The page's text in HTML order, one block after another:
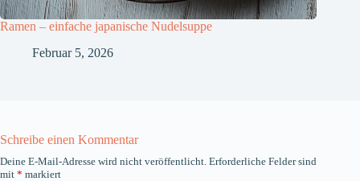
Ramen – einfache japanische Nudelsuppe
Februar 5, 2026
Schreibe einen Kommentar
Deine E-Mail-Adresse wird nicht veröffentlicht. Erforderliche Felder sind
mit * markiert